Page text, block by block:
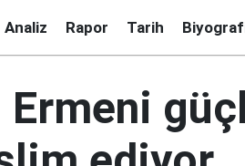
Analiz Rapor Tarih
Ermeni